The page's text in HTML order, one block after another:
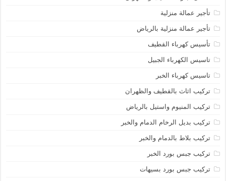
تأجير عمالة منزلية
تأجير عمالة منزلية بالرياض
تأسيس كهرباء القطيف
تاسيس الكهرباء الجبيل
تاسيس كهرباء الخبر
تركيب اثاث بالقطيف والظهران
تركيب المنيوم واستيل بالرياض
تركيب بديل الرخام الدمام والخبر
تركيب بلاط بالدمام والخبر
تركيب جبس بورد الخبر
تركيب جبس بورد بسيهات